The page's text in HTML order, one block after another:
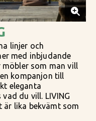
linjer och
med inbjudande
som man vill
kompanjon till
eleganta
du vill. LIVING
lika bekvämt som